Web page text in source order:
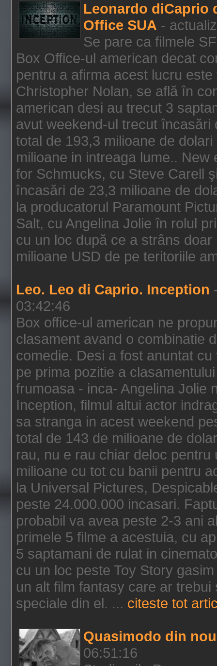
Leonardo diCaprio
Office SUA -
Se pare ca filmele
Box Office-ul american decat
pentru a afirma acest lucru
Christopher Nolan, se află în
american desi au trecut 3
avut weekend-ul trecut încasări
total de 193,3 milioane de
milioane in intreaga lume..
for Schmucks, cu Steve Carell
încasări de 23,3 milioane de
la producatorul Paramount
Salt, cu Angelina Jolie în rolul
cu un loc după ce a strâns
milioane USD de pe teritoriile
Leo. Leo di Caprio. Inception
03:42:46
Box office-ul american ne
clasament avand o combinatie
comedie. Desi a fost anuntat
pe prima pozitie a
frumoasa - inca- Angelina Jolie
Inception, filmul altui actor
sa stranga in acest weekend
total de 143 de milioane de
rau, nu e rau chiar deloc
milioane cu tot cu banii pentru
la Universal Pictures,
peste 24.000.000 incasari.
probabil va avea peste 2-3 ani
primele 5 filme a acestuia, cu
5 saptamani de rulat in
cu un loc peste Toy Story
un alt film fantasy care ar
speciale din el. ... citeste tot
Quasimodo din
06:51:16